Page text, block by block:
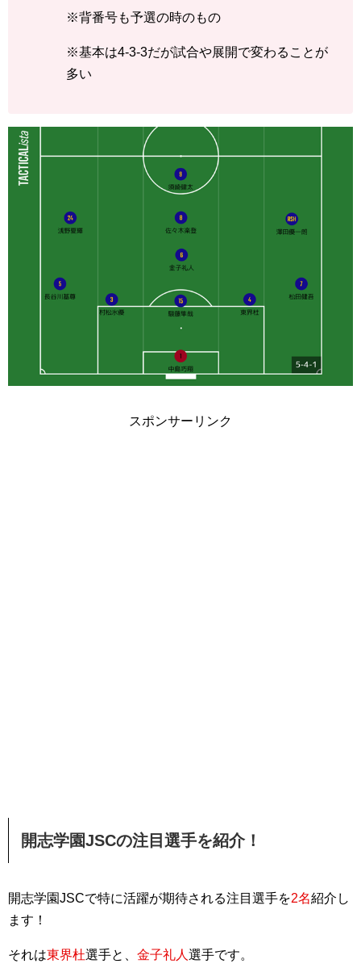
※背番号も予選の時のもの
※基本は4-3-3だが試合や展開で変わることが
多い
スポンサーリンク
開志学園JSCの注目選手を紹介！
開志学園JSCで特に活躍が期待される注目選手を2名紹介し
ます！
それは東界杜選手と、 金子礼人 選手です。